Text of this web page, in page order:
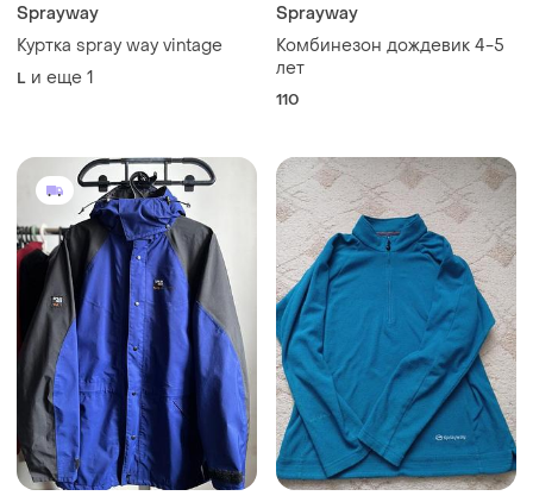
Sprayway
Куртка spray way vintage
L и еще 1
Sprayway
Комбинезон дождевик 4-5
лет
110